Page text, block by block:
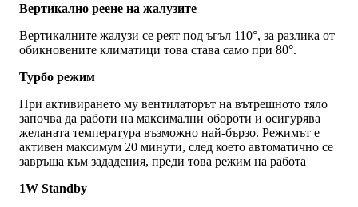
Вертикално реене на жалузите
Вертикалните жалузи се реят под ъгъл 110°, за разлика от
обикновените климатици това става само при 80°.
Турбо режим
При активирането му вентилаторът на вътрешното тяло
започва да работи на максимални обороти и осигурява
желаната температура възможно най-бързо. Режимът е
активен максимум 20 минути, след което автоматично се
завръща към зададения, преди това режим на работа
1W Standby